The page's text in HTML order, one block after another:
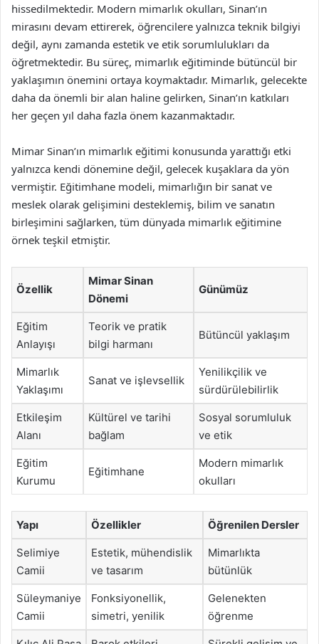
hissedilmektedir. Modern mimarlık okulları, Sinan’ın
mirasını devam ettirerek, öğrencilere yalnızca teknik bilgiyi
değil, aynı zamanda estetik ve etik sorumlulukları da
öğretmektedir. Bu süreç, mimarlık eğitiminde bütüncül bir
yaklaşımın önemini ortaya koymaktadır. Mimarlık, gelecekte
daha da önemli bir alan haline gelirken, Sinan’ın katkıları
her geçen yıl daha fazla önem kazanmaktadır.
Mimar Sinan’ın mimarlık eğitimi konusunda yarattığı etki
yalnızca kendi dönemine değil, gelecek kuşaklara da yön
vermiştir. Eğitimhane modeli, mimarlığın bir sanat ve
meslek olarak gelişimini desteklemiş, bilim ve sanatın
birleşimini sağlarken, tüm dünyada mimarlık eğitimine
örnek teşkil etmiştir.
Özellik
Mimar Sinan
Dönemi
Günümüz
Eğitim
Anlayışı
Teorik ve pratik
bilgi harmanı
Bütüncül yaklaşım
Mimarlık
Yaklaşımı
Sanat ve işlevsellik
Yenilikçilik ve
sürdürülebilirlik
Etkileşim
Alanı
Kültürel ve tarihi
bağlam
Sosyal sorumluluk
ve etik
Eğitim
Kurumu
Eğitimhane
Modern mimarlık
okulları
Yapı Özellikler Öğrenilen Dersler
Selimiye
Camii
Estetik, mühendislik
ve tasarım
Mimarlıkta
bütünlük
Süleymaniye
Camii
Fonksiyonellik,
simetri, yenilik
Gelenekten
öğrenme